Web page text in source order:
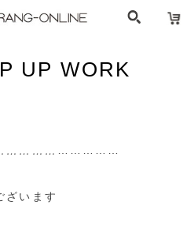
UP WORK
……………
ざいます